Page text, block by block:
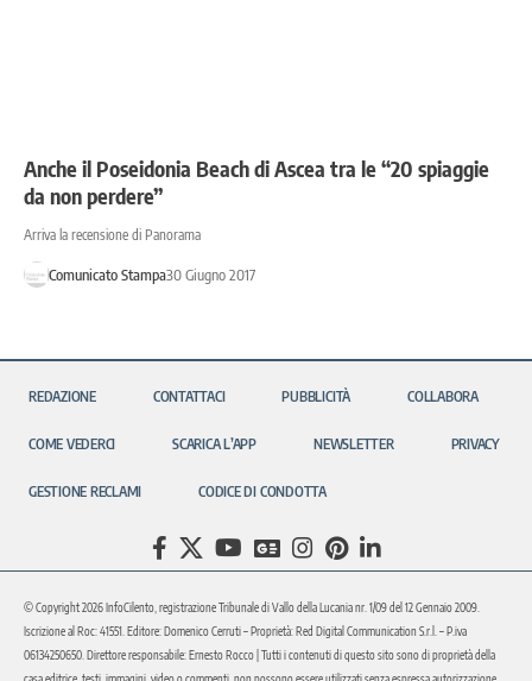
Anche il Poseidonia Beach di Ascea tra le “20 spiaggie
da non perdere”
Arriva la recensione di Panorama
Comunicato Stampa30 Giugno 2017
REDAZIONE CONTATTACI PUBBLICITÀ COLLABORA
COME VEDERCI SCARICA L’APP NEWSLETTER PRIVACY
GESTIONE RECLAMI CODICE DI CONDOTTA
© Copyright 2026 InfoCilento, registrazione Tribunale di Vallo della Lucania nr. 1/09 del 12 Gennaio 2009.
Iscrizione al Roc: 41551. Editore: Domenico Cerruti – Proprietà: Red Digital Communication S.r.l. – P.iva
06134250650. Direttore responsabile: Ernesto Rocco | Tutti i contenuti di questo sito sono di proprietà della